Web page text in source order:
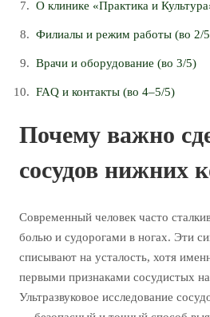
О клинике «Практика и
Филиалы и режим работы (во 2/
Врачи и оборудование (во 3/5)
FAQ и контакты (во 4–5/5)
Почему важно
сосудов нижних
Современный человек часто
болью и судорогами в ногах. Эти
списывают на усталость, хотя
первыми признаками сосудистых
Ультразвуковое исследование